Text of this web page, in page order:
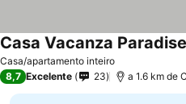
Casa/apartamento inteiro
Casa Vacanza
8,7 Excelente 23 a 1.6 km de